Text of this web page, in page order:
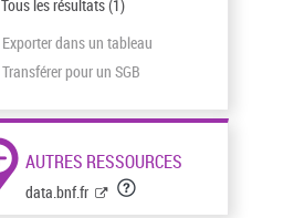
Tous les résultats(1)
Exporter dans un tableau
Transférer pour un SGB
AUTRES RESSOURCES
data.bnf.fr